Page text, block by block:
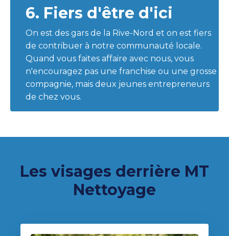
6. Fiers d'être d'ici
On est des gars de la Rive-Nord et on est fiers
de contribuer à notre communauté locale.
Quand vous faites affaire avec nous, vous
n'encouragez pas une franchise ou une grosse
compagnie, mais deux jeunes entrepreneurs
de chez vous.
Les visages derrière MT
Nettoyage